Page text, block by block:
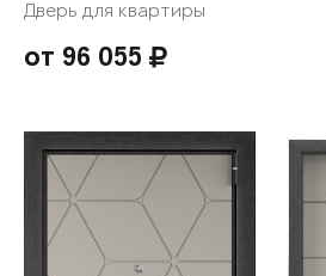
Дверь для квартиры
от 96 055